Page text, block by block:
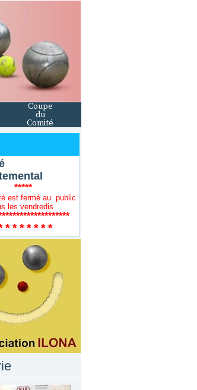
Coupe
du
Comité
*****
est fermé au public
les vendredis
* * * * * * *